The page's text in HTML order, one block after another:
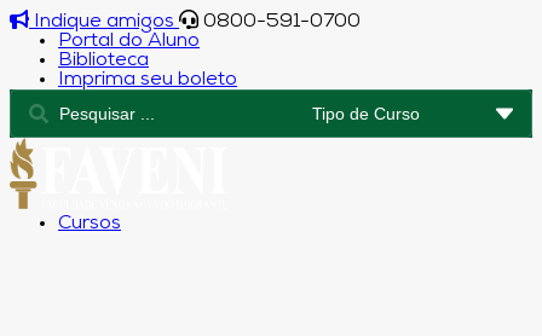
Indique amigos
0800-591-0700
Portal do Aluno
Biblioteca
Imprima seu boleto
Cursos